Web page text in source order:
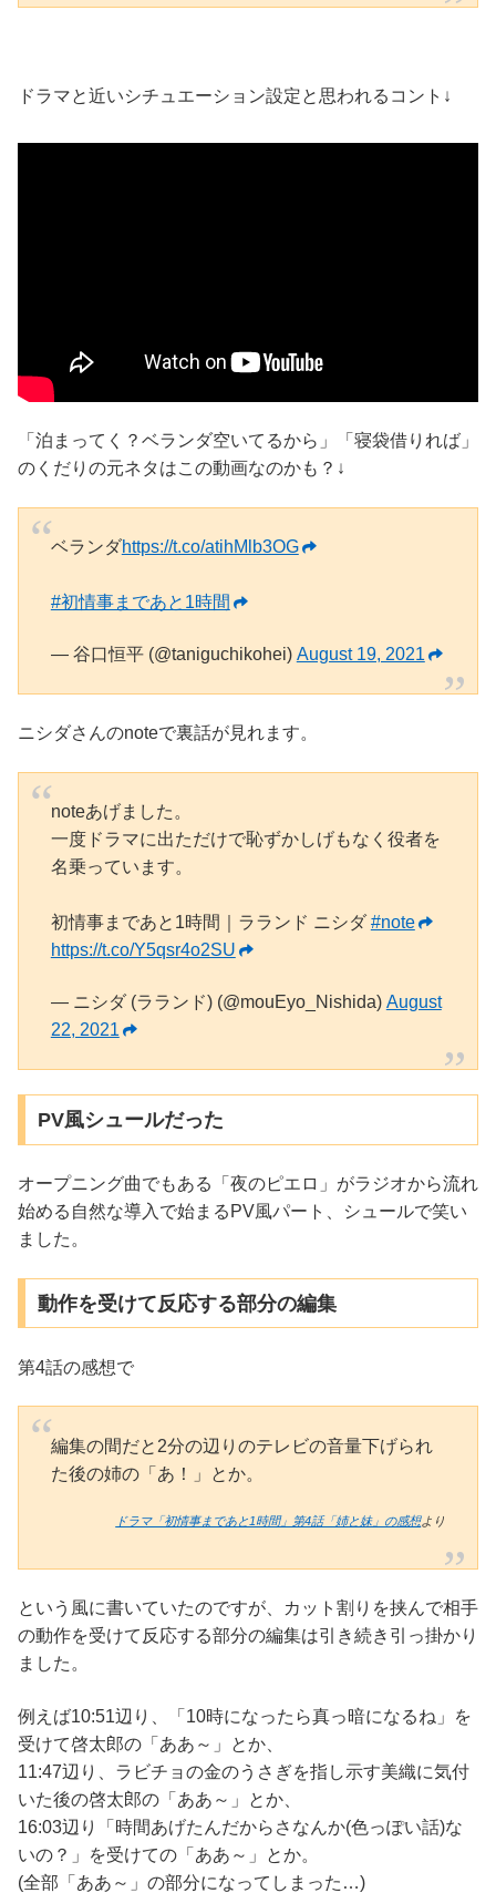
ドラマと近いシチュエーション設定と思われるコント↓
「泊まってく？ベランダ空いてるから」「寝袋借りれば」
のくだりの元ネタはこの動画なのかも？↓
ベランダhttps://t.co/atihMlb3OG
#初情事まであと1時間
— 谷口恒平 (@taniguchikohei) August 19, 2021
ニシダさんのnoteで裏話が見れます。
noteあげました。
一度ドラマに出ただけで恥ずかしげもなく役者を
名乗っています。
初情事まであと1時間｜ラランド ニシダ#note
https://t.co/Y5qsr4o2SU
— ニシダ (ラランド) (@mouEyo_Nishida) August
22, 2021
PV風シュールだった
オープニング曲でもある「夜のピエロ」がラジオから流れ
始める自然な導入で始まるPV風パート、シュールで笑い
ました。
動作を受けて反応する部分の編集
第4話の感想で
編集の間だと2分の辺りのテレビの音量下げられ
た後の姉の「あ！」とか。
ドラマ「初情事まであと1時間」第4話「姉と妹」の感想より
という風に書いていたのですが、カット割りを挟んで相手
の動作を受けて反応する部分の編集は引き続き引っ掛かり
ました。
例えば10:51辺り、「10時になったら真っ暗になるね」を
受けて啓太郎の「ああ～」とか、
11:47辺り、ラビチョの金のうさぎを指し示す美織に気付
いた後の啓太郎の「ああ～」とか、
16:03辺り「時間あげたんだからさなんか(色っぽい話)な
いの？」を受けての「ああ～」とか。
(全部「ああ～」の部分になってしまった…)